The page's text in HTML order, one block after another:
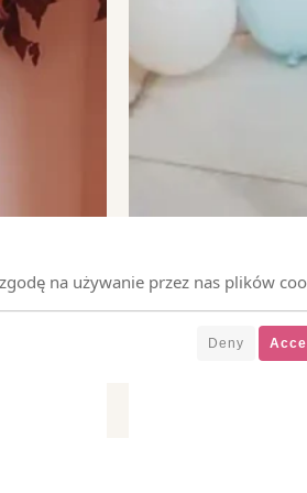
na używanie przez nas plików
Deny